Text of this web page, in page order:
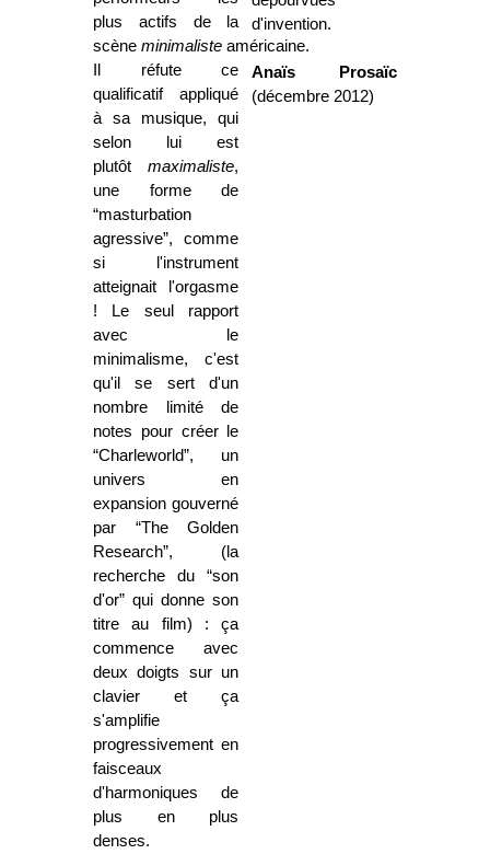
plus actifs de la
scène minimaliste américaine.
Il réfute ce
qualificatif appliqué
à sa musique, qui
selon lui est
plutôtmaximaliste,
une forme de
“masturbation
agressive”, comme
si l'instrument
atteignait l'orgasme
! Le seul rapport
avec le
minimalisme, c'est
qu'il se sert d'un
nombre limité de
notes pour créer le
“Charleworld”, un
univers en
expansion gouverné
par “The Golden
Research”, (la
recherche du “son
d'or” qui donne son
titre au film) : ça
commence avec
deux doigts sur un
clavier et ça
s'amplifie
progressivement en
faisceaux
d'harmoniques de
plus en plus
denses.
d'invention.
Anaïs Prosaïc
(décembre 2012)